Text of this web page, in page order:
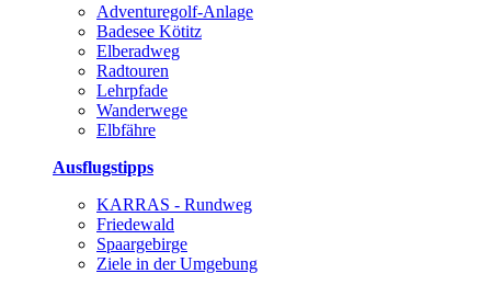
Adventuregolf-Anlage
Badesee Kötitz
Elberadweg
Radtouren
Lehrpfade
Wanderwege
Elbfähre
Ausflugstipps
KARRAS - Rundweg
Friedewald
Spaargebirge
Ziele in der Umgebung